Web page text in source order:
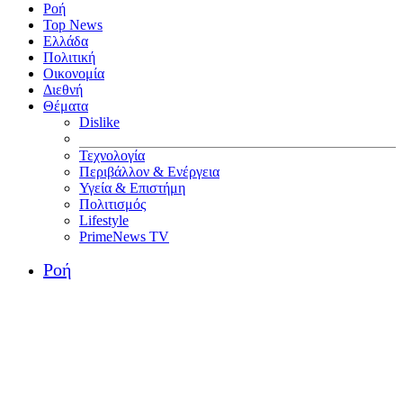
Ροή
Top News
Ελλάδα
Πολιτική
Οικονομία
Διεθνή
Θέματα
Dislike
Τεχνολογία
Περιβάλλον & Ενέργεια
Υγεία & Επιστήμη
Πολιτισμός
Lifestyle
PrimeNews TV
Ροή